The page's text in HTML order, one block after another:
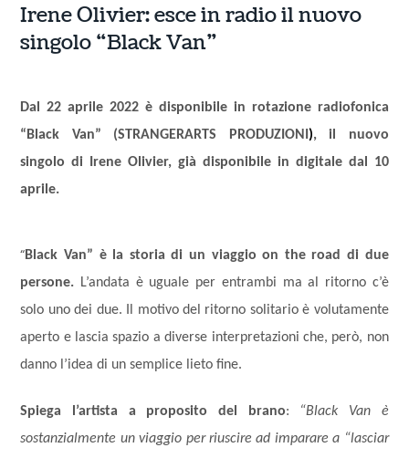
Irene Olivier: esce in radio il nuovo
singolo “Black Van”
Dal 22 aprile 2022 è disponibile in rotazione radiofonica
“Black Van” (STRANGERARTS PRODUZIONI ), il nuovo
singolo di Irene Olivier, già disponibile in digitale dal 10
aprile.
“Black Van” è la storia di un viaggio on the road di due
persone. L’andata è uguale per entrambi ma al ritorno c’è
solo uno dei due. Il motivo del ritorno solitario è volutamente
aperto e lascia spazio a diverse interpretazioni che, però, non
danno l’idea di un semplice lieto fine.
Spiega l’artista a proposito del brano:
“Black Van è
sostanzialmente un viaggio per riuscire ad imparare a “lasciar